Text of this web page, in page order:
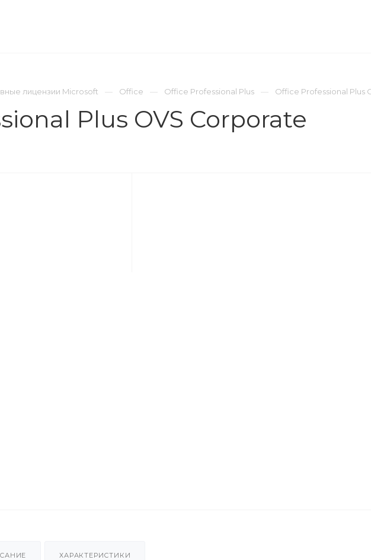
лицензии Microsoft Office Office Professional Plus Office Professional Plus
Plus OVS Corporate
ХАРАКТЕРИСТИКИ